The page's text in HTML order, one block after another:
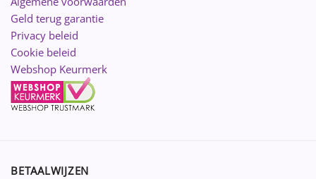
Geld terug garantie
Privacy beleid
Cookie beleid
Webshop Keurmerk
BETAALWIJZEN